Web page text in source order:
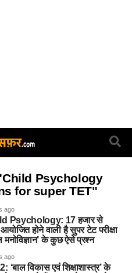
Psychology
for super TET"
ago
Psychology: 17 हजार से
होने वाली है सुपर टेट परीक्षा
के कुछ ऐसे प्रश्न
ago
विकास एवं शिक्षाशास्त्र’ के